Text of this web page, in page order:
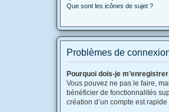
Que sont les icônes de sujet ?
Problèmes de
Pourquoi dois-je
Vous pouvez ne pas le faire,
bénéficier de fonctionnalités
création d’un compte est